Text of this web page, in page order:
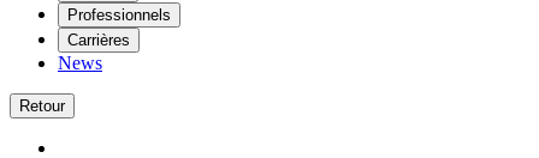
Professionnels
Carrières
News
Retour